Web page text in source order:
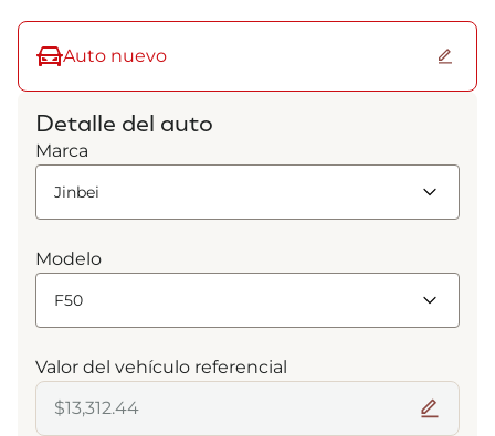
Auto nuevo
Detalle del auto
Marca
Modelo
Valor del vehículo referencial